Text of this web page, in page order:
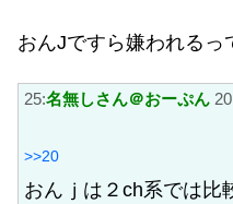
おんJですら嫌われるっ
25:名無しさん＠おーぷん
>>20
おんｊは２ch系では比